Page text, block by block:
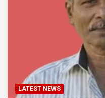
LATEST NEWS